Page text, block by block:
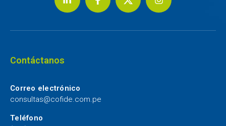
Contáctanos
Correo electrónico
consultas@cofide.com.pe
Teléfono